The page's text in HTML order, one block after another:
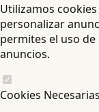
Utilizamos
personalizar
permites el uso
anuncios.
Cookies Necesarias